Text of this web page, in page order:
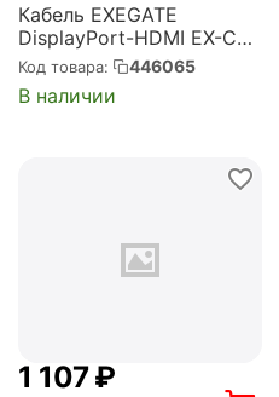
Кабель EXEGATE
DisplayPort-HDMI EX-CC-
DP-HDMI-10.0 (20M/19M,
10м, экран)
(EX294713RUS)
Код товара: 446065
В наличии
1 107₽